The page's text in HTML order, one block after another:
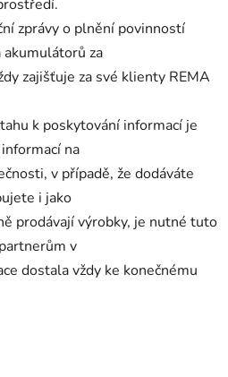
zprávy o plnění povinností
za
zajišťuje za své klienty REMA
k poskytování informací je
na
v případě, že dodáváte
i jako
prodávají výrobky, je nutné tuto
v
dostala vždy ke konečnému